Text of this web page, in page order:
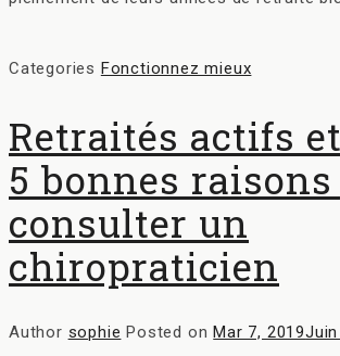
Categories Fonctionnez mieux
Retraités actifs
5 bonnes
consulter un
chiropraticien
Author sophie Posted onMar 7, 2019